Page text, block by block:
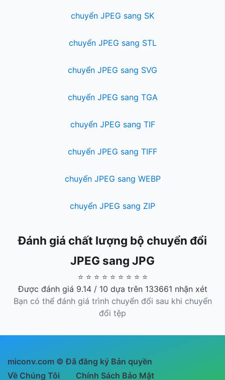
chuyển JPEG sang SK
chuyển JPEG sang STL
chuyển JPEG sang SVG
chuyển JPEG sang TGA
chuyển JPEG sang TIF
chuyển JPEG sang TIFF
chuyển JPEG sang WEBP
chuyển JPEG sang ZIP
Đánh giá chất lượng bộ chuyển đổi
JPEG sang JPG
⭐ ⭐ ⭐ ⭐ ⭐ ⭐ ⭐ ⭐ ⭐
Được đánh giá 9.14 / 10 dựa trên 133661 nhận xét
Bạn có thể đánh giá trình chuyển đổi sau khi chuyển
đổi tệp
miconv.com © Đã đăng ký Bản quyền
Về Chúng Tôi
Chính Sách Bảo Mật